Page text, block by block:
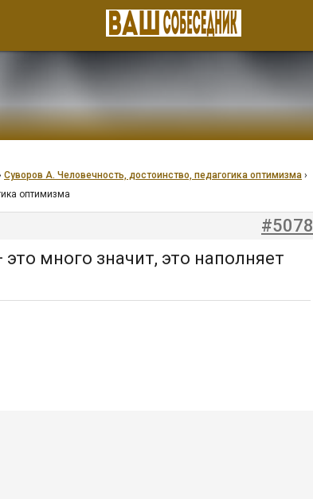
Суворов А. Человечность, достоинство, педагогика оптимизма ›
оптимизма
#5078
много значит, это наполняет